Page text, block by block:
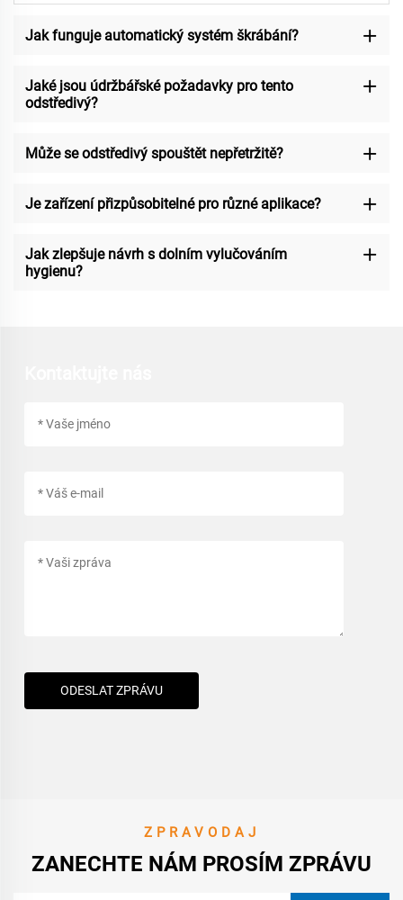
Jak funguje automatický systém škrábání?
Jaké jsou údržbářské požadavky pro tento
odstředivý?
Může se odstředivý spouštět nepřetržitě?
Je zařízení přizpůsobitelné pro různé aplikace?
Jak zlepšuje návrh s dolním vylučováním
hygienu?
ODESLAT ZPRÁVU
ZPRAVODAJ
ZANECHTE NÁM PROSÍM ZPRÁVU